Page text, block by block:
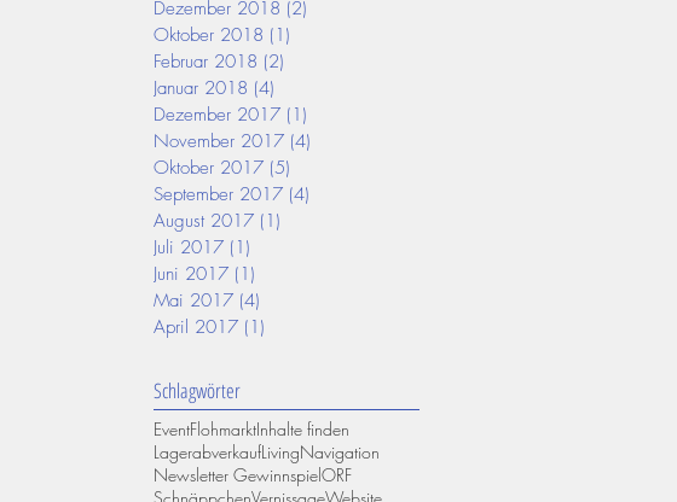
Dezember 2018 (2)
Oktober 2018 (1)
Februar 2018 (2)
Januar 2018 (4)
Dezember 2017 (1)
November 2017 (4)
Oktober 2017 (5)
September 2017 (4)
August 2017 (1)
Juli 2017 (1)
Juni 2017 (1)
Mai 2017 (4)
April 2017 (1)
Schlagwörter
EventFlohmarktInhalte finden
LagerabverkaufLivingNavigation
Newsletter GewinnspielORF